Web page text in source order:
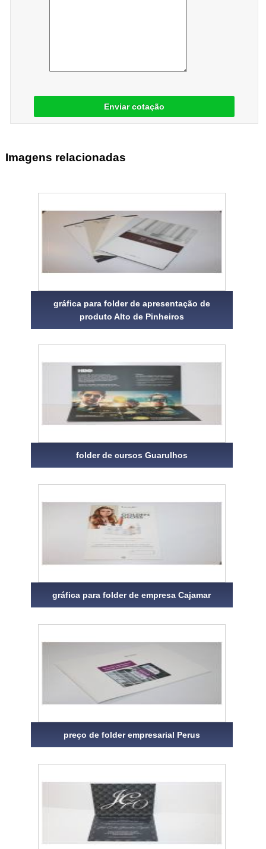
Enviar cotação
Imagens relacionadas
gráfica para folder de apresentação de
produto Alto de Pinheiros
folder de cursos Guarulhos
gráfica para folder de empresa Cajamar
preço de folder empresarial Perus